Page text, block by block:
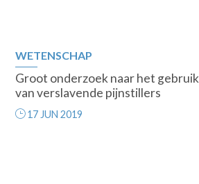
WETENSCHAP
Groot onderzoek naar het gebruik
van verslavende pijnstillers
17 JUN 2019